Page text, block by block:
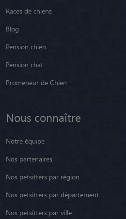
Races de chiens
Blog
Pension chien
Pension chat
Promeneur de Chien
Nous connaître
Notre équipe
Nos partenaires
Nos petsitters par région
Nos petsitters par département
Nos petsitters par ville